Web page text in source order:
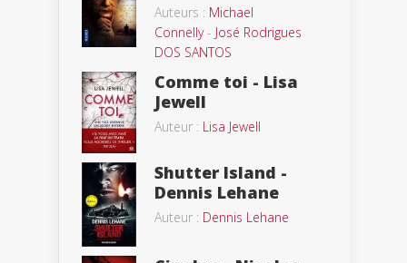
Auteurs : Michael
Connelly- José Rodrigues
DOS SANTOS
Comme toi - Lisa
Jewell
Auteur : Lisa Jewell
Shutter Island -
Dennis Lehane
Auteur : Dennis Lehane